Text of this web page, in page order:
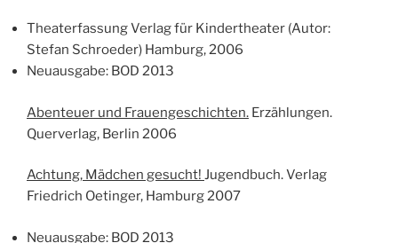
Theaterfassung Verlag für Kindertheater (Autor:
Stefan Schroeder) Hamburg, 2006
Neuausgabe: BOD 2013
Abenteuer und Frauengeschichten. Erzählungen.
Querverlag, Berlin 2006
Achtung, Mädchen gesucht! Jugendbuch. Verlag
Friedrich Oetinger, Hamburg 2007
Neuausgabe: BOD 2013